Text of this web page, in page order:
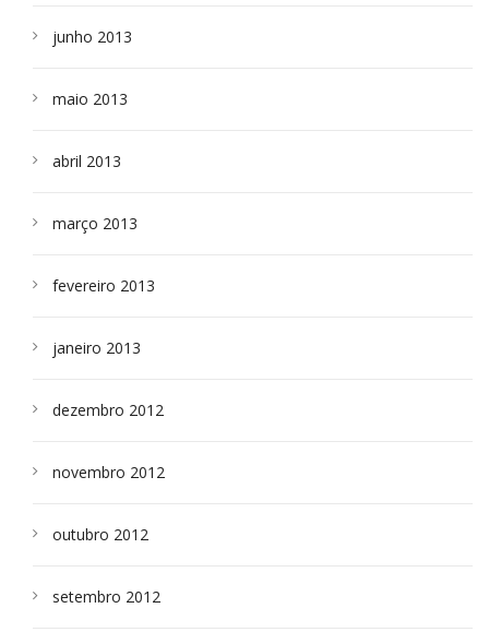
junho 2013
maio 2013
abril 2013
março 2013
fevereiro 2013
janeiro 2013
dezembro 2012
novembro 2012
outubro 2012
setembro 2012